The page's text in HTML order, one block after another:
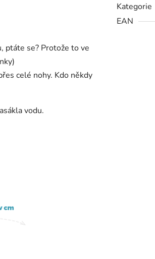
ptáte se? Protože to ve
celé nohy. Kdo někdy
vodu.
Kategorie
EAN